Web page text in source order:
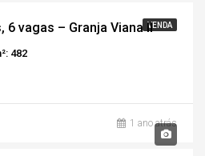
VENDA
6 vagas – Granja Viana II
482
1 ano atrás